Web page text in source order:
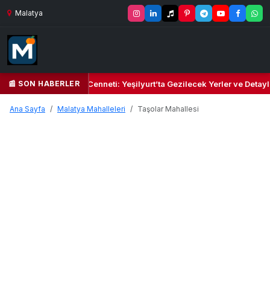
Malatya
📰 SON HABERLER
Yeşil Kalbi ve Kültür Cenneti: Yeşilyurt’ta Gezilecek Yerler ve
Ana Sayfa Malatya Mahalleleri Taşolar Mahallesi